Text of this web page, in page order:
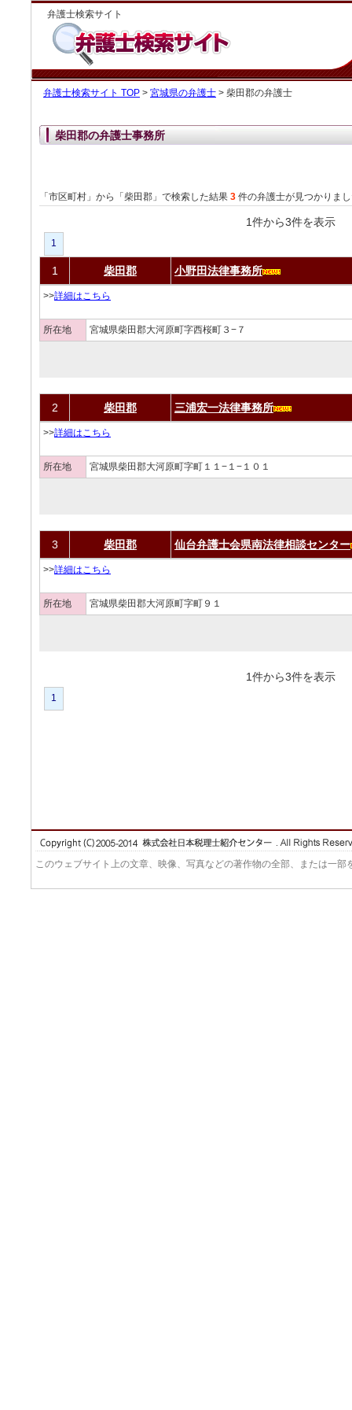
弁護士検索サイト
弁護士検索サイト TOP > 宮城県の弁護士 > 柴田郡の弁護士
柴田郡の弁護士事務所
「市区町村」から「柴田郡」で検索した結果 3 件の弁護士が見つかりま
1件から3件を表
1
1 柴田郡 小野田法律事務所
>>詳細はこちら
所在地 宮城県柴田郡大河原町字西桜町３−７
2 柴田郡 三浦宏一法律事務所
>>詳細はこちら
所在地 宮城県柴田郡大河原町字町１１−１−１０１
3 柴田郡 仙台弁護士会県南法律相談センター
>>詳細はこちら
所在地 宮城県柴田郡大河原町字町９１
1件から3件を表
1
このウェブサイト上の文章、映像、写真などの著作物の全部、または一